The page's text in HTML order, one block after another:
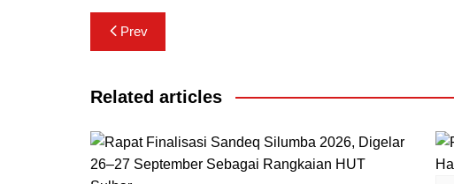
Navigasi
pos
Prev
Related articles